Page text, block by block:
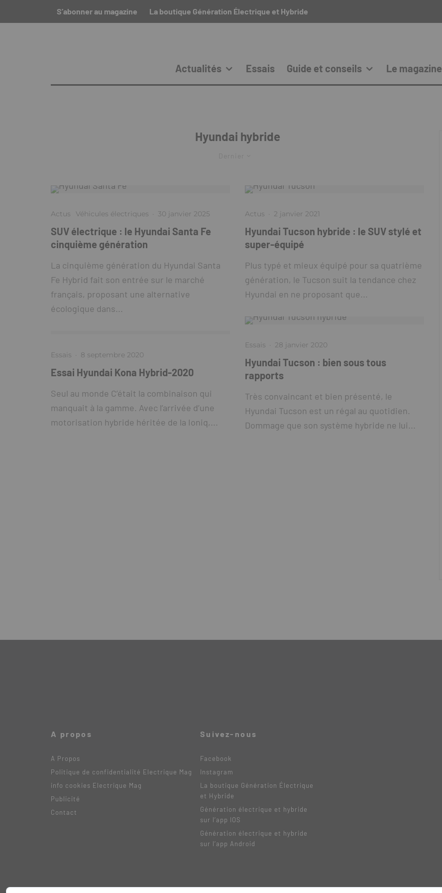
S’abonner au magazine La boutique Génération Électrique et Hybride
Actualités Essais Guide et conseils Le magazine
Hyundai hybride
Actus Véhicules électriques · 30 janvier 2025
SUV électrique : le Hyundai Santa Fe
cinquième génération
La cinquième génération du Hyundai Santa
Fe Hybrid fait son entrée sur le marché
français, proposant une alternative
écologique dans...
Essais · 8 septembre 2020
Essai Hyundai Kona Hybrid-2020
Seul au monde C’était la combinaison qui
manquait à la gamme. Avec l’arrivée d’une
motorisation hybride héritée de la Ioniq,...
Actus · 2 janvier 2021
Hyundai Tucson hybride : le SUV stylé et
super-équipé
Plus typé et mieux équipé pour sa quatrième
génération, le Tucson suit la tendance chez
Hyundai en ne proposant que...
Essais · 28 janvier 2020
Hyundai Tucson : bien sous tous
rapports
Très convaincant et bien présenté, le
Hyundai Tucson est un régal au quotidien.
Dommage que son système hybride ne lui...
A propos
A Propos
Politique de confidentialité Electrique Mag
info cookies Electrique Mag
Publicité
Contact
Suivez-nous
Facebook
Instagram
La boutique Génération Électrique
et Hybride
Génération électrique et hybride
sur l’app IOS
Génération électrique et hybride
sur l’app Android